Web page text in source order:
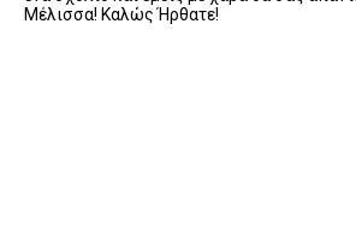
Μέλισσα! Καλώς Ήρθατε!